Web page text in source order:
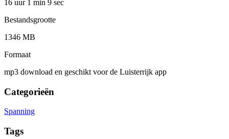
16 uur 1 min 9 sec
Bestandsgrootte
1346 MB
Formaat
mp3 download en geschikt voor de Luisterrijk app
Categorieën
Spanning
Tags